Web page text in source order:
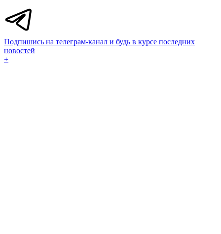
Подпишись на телеграм-канал и будь в курсе последних
новостей
+